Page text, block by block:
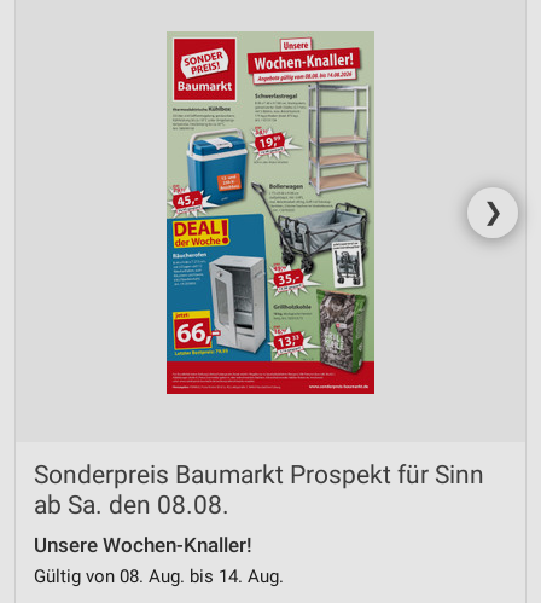
❯
Sonderpreis Baumarkt Prospekt für Sinn
ab Sa. den 08.08.
Unsere Wochen-Knaller!
Gültig von 08. Aug. bis 14. Aug.